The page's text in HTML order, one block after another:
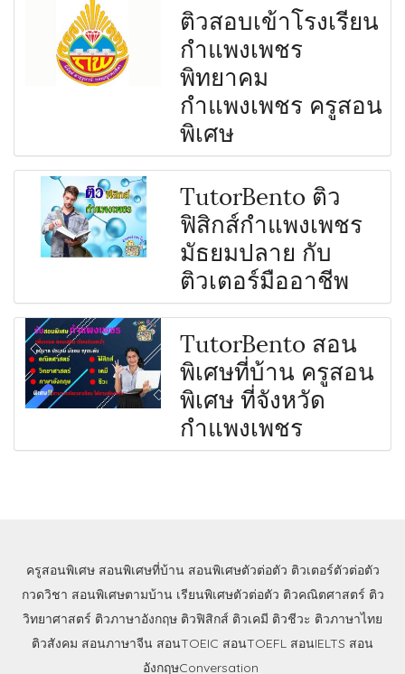
ติวสอบเข้าโรงเรียน
กำแพงเพชร
พิทยาคม
กำแพงเพชร ครูสอน
พิเศษ
TutorBento ติว
ฟิสิกส์กำแพงเพชร
มัธยมปลาย กับ
ติวเตอร์มืออาชีพ
TutorBento สอน
พิเศษที่บ้าน ครูสอน
พิเศษ ที่จังหวัด
กำแพงเพชร
ครูสอนพิเศษ สอนพิเศษที่บ้าน สอนพิเศษตัวต่อตัว ติวเตอร์ตัวต่อตัว
กวดวิชา สอนพิเศษตามบ้าน เรียนพิเศษตัวต่อตัว ติวคณิตศาสตร์ ติว
วิทยาศาสตร์ ติวภาษาอังกฤษ ติวฟิสิกส์ ติวเคมี ติวชีวะ ติวภาษาไทย
ติวสังคม สอนภาษาจีน สอนTOEIC สอนTOEFL สอนIELTS สอน
อังกฤษConversation